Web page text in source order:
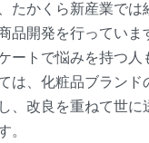
たかくら新産業では
品開発を行っていま
ートで悩みを持つ人
は、化粧品ブランド
、改良を重ねて世に
。